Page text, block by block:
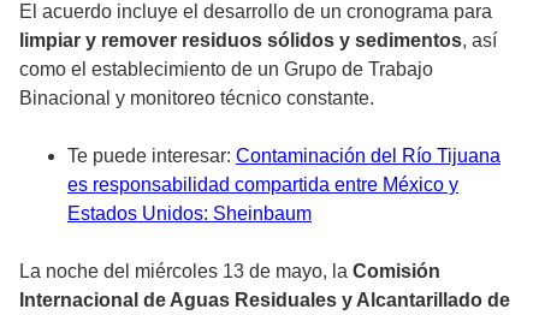
El acuerdo incluye el desarrollo de un cronograma para
limpiar y remover residuos sólidos y sedimentos, así
como el establecimiento de un Grupo de Trabajo
Binacional y monitoreo técnico constante.
Te puede interesar: Contaminación del Río Tijuana
es responsabilidad compartida entre México y
Estados Unidos: Sheinbaum
La noche del miércoles 13 de mayo, la Comisión
Internacional de Aguas Residuales y Alcantarillado de